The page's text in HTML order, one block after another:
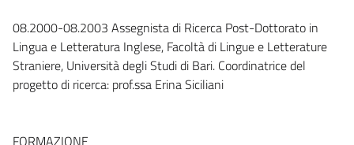
08.2000-08.2003 Assegnista di Ricerca Post-Dottorato in
Lingua e Letteratura Inglese, Facoltà di Lingue e Letterature
Straniere, Università degli Studi di Bari. Coordinatrice del
progetto di ricerca: prof.ssa Erina Siciliani
FORMAZIONE